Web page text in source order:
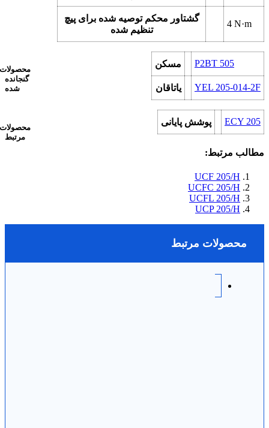
گشتاور محکم توصیه شده برای پیچ
تنظیم شده
4 N·m
محصولات
گنجانده
شده
مسکن P2BT 505
یاتاقان YEL 205-014-2F
محصولات
مرتبط
پوشش پایانی ECY 205
مطالب مرتبط:
UCF 205/H
UCFC 205/H
UCFL 205/H
UCP 205/H
محصولات مرتبط